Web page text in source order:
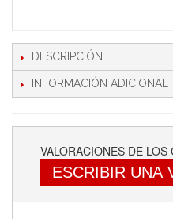
DESCRIPCIÓN
INFORMACIÓN ADICIONAL
VALORACIONES DE LOS
ESCRIBIR UNA